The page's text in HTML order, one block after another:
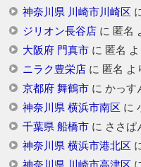
神奈川県 川崎市川崎区
ジリオン長谷店に 匿名
大阪府 門真市に 匿名
ニラク豊栄店に 匿名 よ
京都府 舞鶴市に かっす
神奈川県 横浜市南区 に
千葉県 船橋市に ささぱ
神奈川県 横浜市港北区